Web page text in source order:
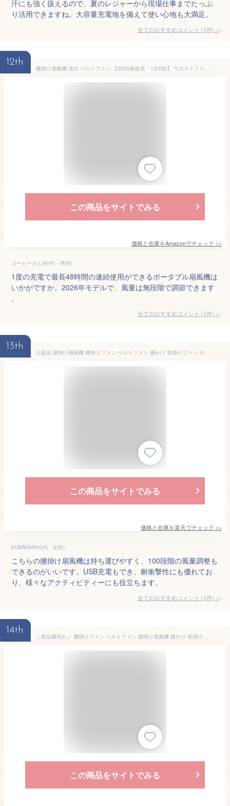
汗にも強く扱えるので、夏のレジャーから現場仕事までたっぷ
り活用できますね。大容量充電地を備えて使い心地も大満足。
全てのおすすめコメント (1件) >
12th
腰掛け扇風機 強力 ベルトファン 【2026新改良・1台5役】 ウエストファン 大風量 20dB極静音 無段階風量調整 軽量 コードレス Type-C急速充電 48H長時間稼働 腰掛け 小型 扇風機 首掛け ベルト ぶら下げ 携帯 卓上 ハンディ 腰 腰掛けファン 背中 ハンズフリー コンパクト 持ち運び 携帯扇風機 熱中症対策 ストラップ付き
この商品をサイトでみる
価格と在庫をAmazonでチェック >>
コーヒーさん(40代・男性)
1度の充電で最長48時間の連続使用ができるポータブル扇風機は
いかがですか。2026年モデルで、風量は無段階で調節できます
。
全てのおすすめコメント (1件) >
13th
正規品 腰掛け扇風機 腰掛けファン ベルトファン 腰かけ 首掛けファン ポータブルファン 100段階風量 強力風量 ベルト ポータブル扇風機 6000mAh 8~24時間長時間稼働 小型 ジェットファン usb充電 耐衝撃 熱中症対策 釣り扇風機 羽なし 小型 携帯扇風機 腰掛け扇風機通勤通学
この商品をサイトでみる
価格と在庫を楽天でチェック >>
KUMIKAN(40代・女性)
こちらの腰掛け扇風機は持ち運びやすく、100段階の風量調整も
できるのがいいです。USB充電もでき、耐衝撃性にも優れてお
り、様々なアクティビティーにも役立ちます。
全てのおすすめコメント (1件) >
14th
＼新品爆売れ／ 腰掛けファン ベルトファン 腰掛け扇風機 腰かけ 首掛けファン ポータブルファン 腰に付ける扇風機 ベルトファン 腰掛け扇風機 腰掛扇風機 強力 ベルト ポータブル扇風機 8~24時間 送風機 長時間 稼働 小型 ジェットファン usb充電 熱中症対策 釣り 登山
この商品をサイトでみる